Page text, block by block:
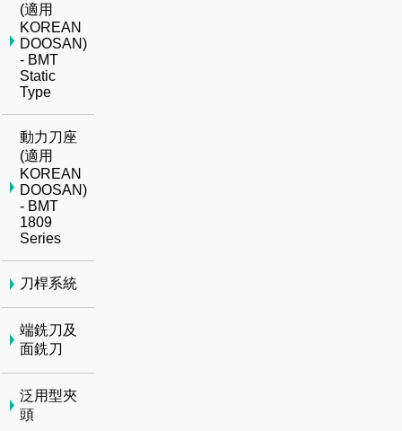
(適用
KOREAN
DOOSAN)
- BMT
Static
Type
動力刀座
(適用
KOREAN
DOOSAN)
- BMT
1809
Series
刀桿系統
端銑刀及
面銑刀
泛用型夾
頭